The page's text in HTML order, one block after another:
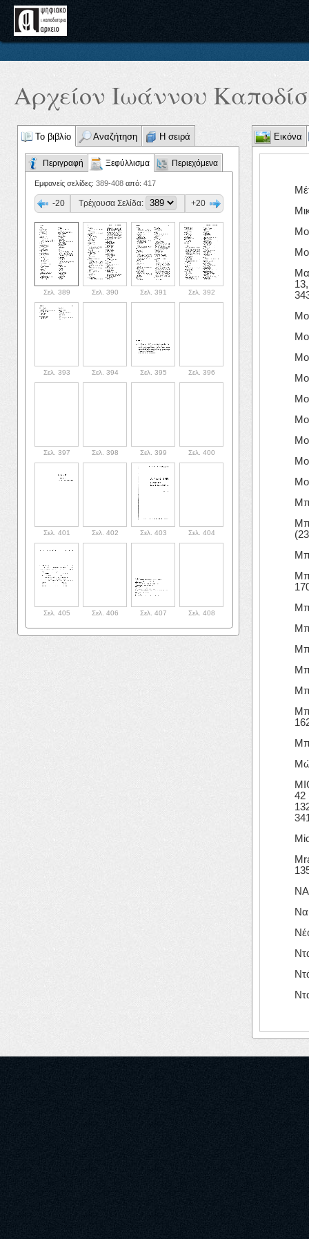
Αρχείον Ιωάννου
Το βιβλίο Αναζήτηση Η σειρά
Περιγραφή Ξεφύλλισμα Περιεχόμενα
Εμφανείς σελίδες: 389-408 από: 417
-20 Τρέχουσα Σελίδα: +20
Σελ. 389 Σελ. 390 Σελ. 391 Σελ. 392
Σελ. 393 Σελ. 394 Σελ. 395 Σελ. 396
Σελ. 397 Σελ. 398 Σελ. 399 Σελ. 400
Σελ. 401 Σελ. 402 Σελ. 403 Σελ. 404
Σελ. 405 Σελ. 406 Σελ. 407 Σελ. 408
Εικόνα
42